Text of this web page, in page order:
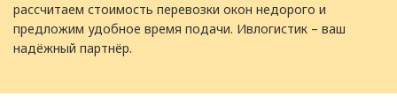
рассчитаем стоимость перевозки окон недорого и
предложим удобное время подачи. Ивлогистик – ваш
надёжный партнёр.